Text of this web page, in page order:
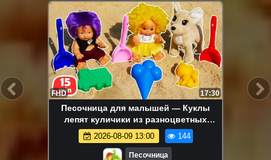
FHD 17:30
Песочница для малышей — Куклы
лепят куличики из разноцветных
формочек — Развивающее видео для
детей
2026-08-09 13:00 144
Песочница